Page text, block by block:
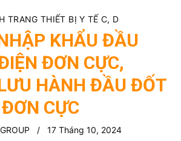
TRANG THIẾT BỊ Y TẾ C, D
KHẨU ĐẦU
ĐƠN CỰC,
HÀNH ĐẦU ĐỐT
CỰC
17 Tháng 10, 2024